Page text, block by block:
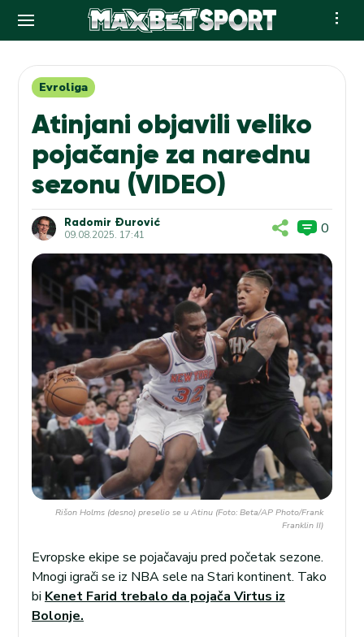
contentEvroliga
Atinjani objavili veliko
pojačanje za narednu
sezonu (VIDEO)
Radomir Đurović
09.08.2025. 17:41 0
Rišon Holms (desno) preselio se u Atinu (Foto: Beta/AP Photo/Frank
Franklin II)
Evropske ekipe se pojačavaju pred početak sezone.
Mnogi igrači se iz NBA sele na Stari kontinent. Tako
bi Kenet Farid trebalo da pojača Virtus iz
Bolonje.